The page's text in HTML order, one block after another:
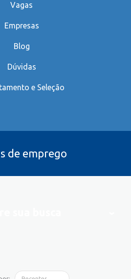
Vagas
Empresas
Blog
Dúvidas
e Seleção
de emprego